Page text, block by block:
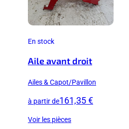
En stock
Aile avant droit
Ailes & Capot/Pavillon
à partir de161,35 €
Voir les pièces